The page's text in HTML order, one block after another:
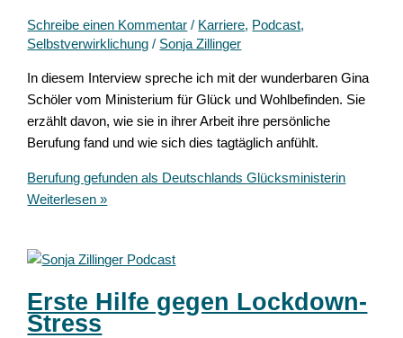
Schreibe einen Kommentar / Karriere, Podcast,
Selbstverwirklichung / Sonja Zillinger
In diesem Interview spreche ich mit der wunderbaren Gina
Schöler vom Ministerium für Glück und Wohlbefinden. Sie
erzählt davon, wie sie in ihrer Arbeit ihre persönliche
Berufung fand und wie sich dies tagtäglich anfühlt.
Berufung gefunden als Deutschlands Glücksministerin
Weiterlesen »
Erste Hilfe gegen Lockdown-
Stress